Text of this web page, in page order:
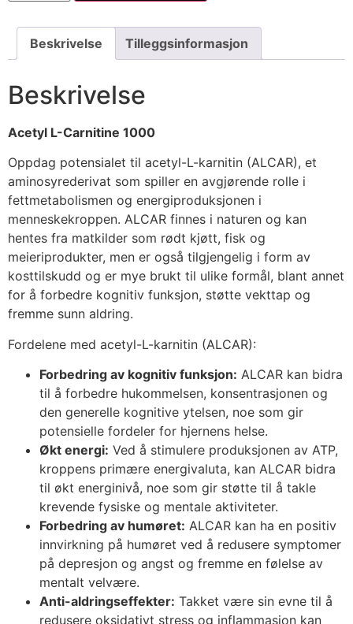
Beskrivelse Tilleggsinformasjon
Beskrivelse
Acetyl L-Carnitine 1000
Oppdag potensialet til acetyl-L-karnitin (ALCAR), et
aminosyrederivat som spiller en avgjørende rolle i
fettmetabolismen og energiproduksjonen i
menneskekroppen. ALCAR finnes i naturen og kan
hentes fra matkilder som rødt kjøtt, fisk og
meieriprodukter, men er også tilgjengelig i form av
kosttilskudd og er mye brukt til ulike formål, blant annet
for å forbedre kognitiv funksjon, støtte vekttap og
fremme sunn aldring.
Fordelene med acetyl-L-karnitin (ALCAR):
Forbedring av kognitiv funksjon: ALCAR kan bidra
til å forbedre hukommelsen, konsentrasjonen og
den generelle kognitive ytelsen, noe som gir
potensielle fordeler for hjernens helse.
Økt energi: Ved å stimulere produksjonen av ATP,
kroppens primære energivaluta, kan ALCAR bidra
til økt energinivå, noe som gir støtte til å takle
krevende fysiske og mentale aktiviteter.
Forbedring av humøret: ALCAR kan ha en positiv
innvirkning på humøret ved å redusere symptomer
på depresjon og angst og fremme en følelse av
mentalt velvære.
Anti-aldringseffekter: Takket være sin evne til å
redusere oksidativt stress og inflammasjon kan